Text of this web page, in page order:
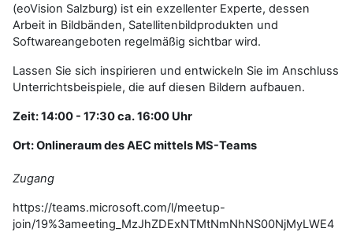
(eoVision Salzburg) ist ein exzellenter Experte, dessen
Arbeit in Bildbänden, Satellitenbildprodukten und
Softwareangeboten regelmäßig sichtbar wird.
Lassen Sie sich inspirieren und entwickeln Sie im Anschluss
Unterrichtsbeispiele, die auf diesen Bildern aufbauen.
Zeit: 14:00 - 17:30 ca. 16:00 Uhr
Ort: Onlineraum des AEC mittels MS-Teams
Zugang
https://teams.microsoft.com/l/meetup-
join/19%3ameeting_MzJhZDExNTMtNmNhNS00NjMyLWE4